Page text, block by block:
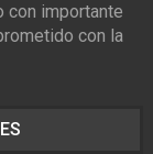
con importante
con la